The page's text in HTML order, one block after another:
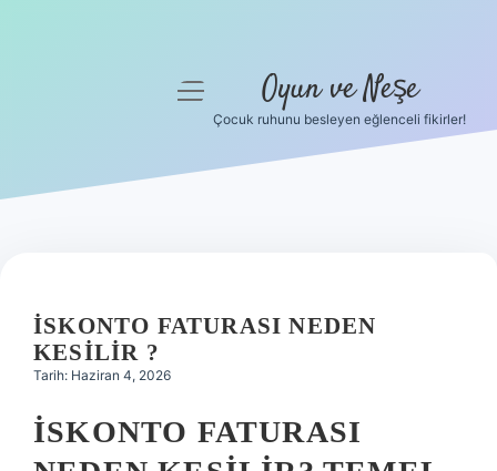
Hakkımızda
menüyü
Oyun ve Neşe
Çocuk ruhunu besleyen eğlenceli fikirler!
İSKONTO FATURASI NEDEN
KESILIR ?
Tarih: Haziran 4, 2026
İSKONTO FATURASI